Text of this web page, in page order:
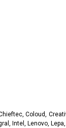
Coloud,
Intel, Lenovo, Lepa,